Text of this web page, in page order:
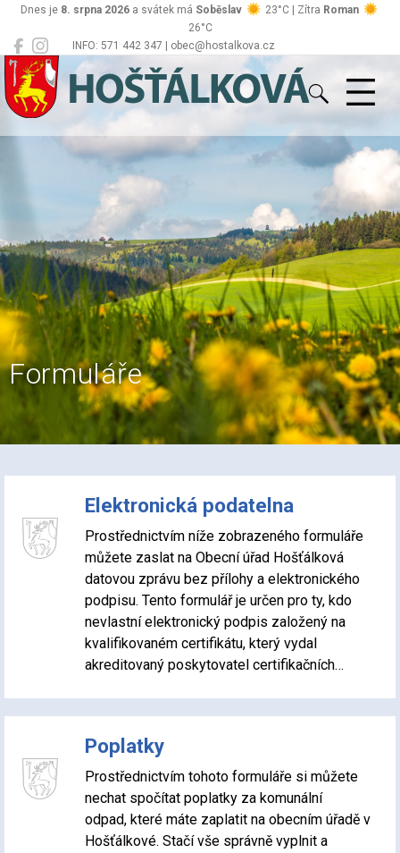
INFO: 571 442 347 | obec@hostalkova.cz
Dnes je 8. srpna 2026 a svátek má Soběslav 23°C | Zítra Roman
26°C
Hošťálková
Formuláře
Elektronická podatelna
Prostřednictvím níže zobrazeného formuláře
můžete zaslat na Obecní úřad Hošťálková
datovou zprávu bez přílohy a elektronického
podpisu. Tento formulář je určen pro ty, kdo
nevlastní elektronický podpis založený na
kvalifikovaném certifikátu, který vydal
akreditovaný poskytovatel certifikačních…
Poplatky
Prostřednictvím tohoto formuláře si můžete
nechat spočítat poplatky za komunální
odpad, které máte zaplatit na obecním úřadě v
Hošťálkové. Stačí vše správně vyplnit a